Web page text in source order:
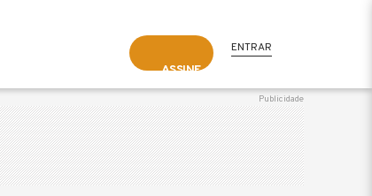
ASSINE
ENTRAR